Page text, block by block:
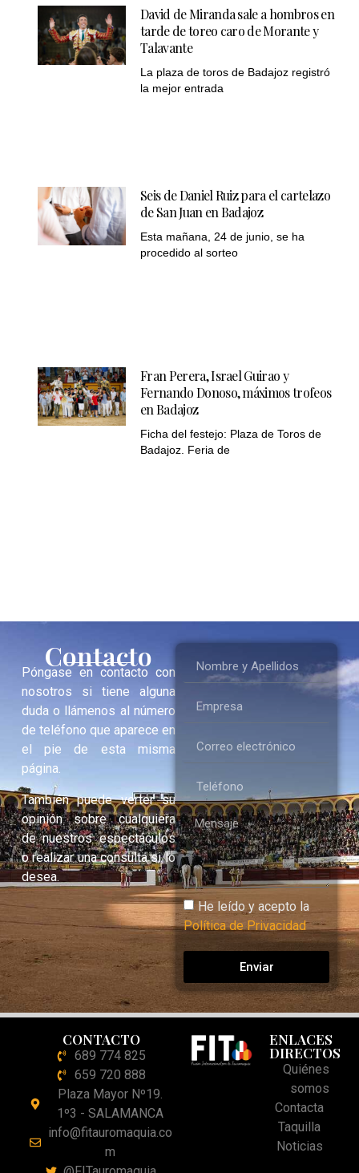
David de Miranda sale a hombros en
tarde de toreo caro de Morante y
Talavante
La plaza de toros de Badajoz registró
la mejor entrada
Seis de Daniel Ruiz para el cartelazo
de San Juan en Badajoz
Esta mañana, 24 de junio, se ha
procedido al sorteo
Fran Perera, Israel Guirao y
Fernando Donoso, máximos trofeos
en Badajoz
Ficha del festejo: Plaza de Toros de
Badajoz. Feria de
Contacto
Póngase en contacto con
nosotros si tiene alguna
duda o llámenos al número
de teléfono que aparece en
el pie de esta misma
página.
También puede verter su
opinión sobre cualquiera
de nuestros espectáculos
o realizar una consulta si lo
desea.
He leído y acepto la
Política de Privacidad
Enviar
CONTACTO
689 774 825
659 720 888
Plaza Mayor Nº19.
1º3 - SALAMANCA
info@fitauromaquia.co
m
ENLACES
DIRECTOS
Quiénes
somos
Contacta
Taquilla
Noticias